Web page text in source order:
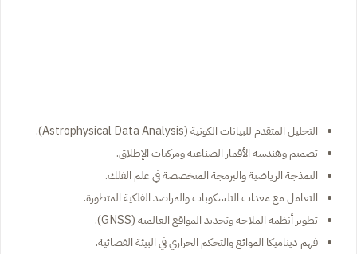
التحليل المتقدم للبيانات الكونية (Astrophysical Data Analysis).
تصميم وهندسة الأقمار الصناعية ومركبات الإطلاق.
النمذجة الرياضية والبرمجة المتخصصة في علم الفلك.
التعامل مع معدات التلسكوبات والمراصد الفلكية المتطورة.
تطوير أنظمة الملاحة وتحديد المواقع العالمية (GNSS).
فهم ديناميكا الموائع والتحكم الحراري في البيئة الفضائية.